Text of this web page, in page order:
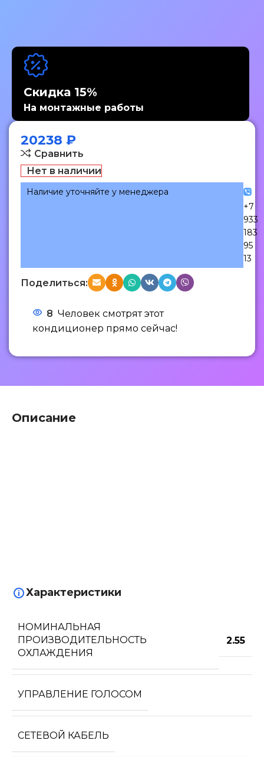
Скидка 15%
На монтажные работы
20238 ₽
Сравнить
Нет в наличии
Наличие уточняйте у менеджера
+7
933
183
95
13
Поделиться:
8 Человек смотрят этот
кондиционер прямо сейчас!
Описание
Характеристики
НОМИНАЛЬНАЯ
ПРОИЗВОДИТЕЛЬНОСТЬ
ОХЛАЖДЕНИЯ
2.55
УПРАВЛЕНИЕ ГОЛОСОМ
СЕТЕВОЙ КАБЕЛЬ